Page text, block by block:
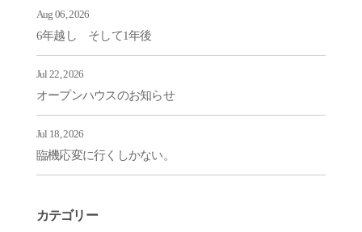
Aug 06, 2026
6年越し そして1年後
Jul 22, 2026
オープンハウスのお知らせ
Jul 18, 2026
臨機応変に行くしかない。
カテゴリー